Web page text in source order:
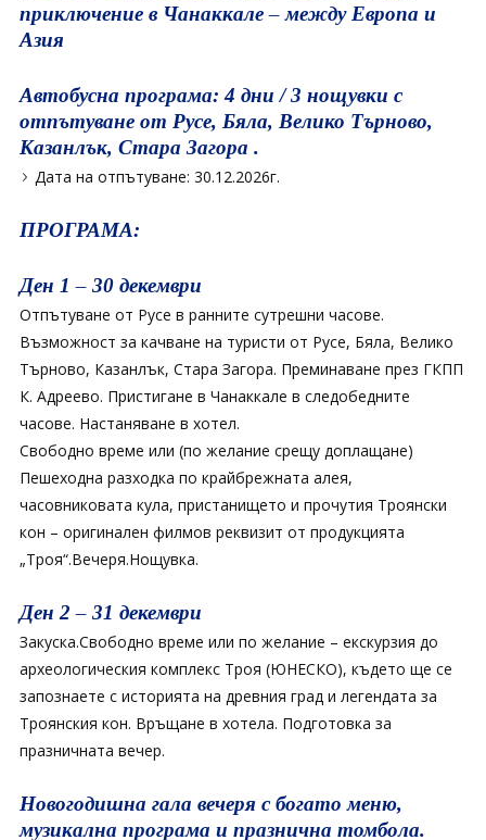
приключение в Чанаккале – между Европа и
Азия
Автобусна програма: 4 дни / 3 нощувки с
отпътуване от Русе, Бяла, Велико Търново,
Казанлък, Стара Загора .
Дата на отпътуване: 30.12.2026г.
ПРОГРАМА:
Ден 1 – 30 декември
Отпътуване от Русе в ранните сутрешни часове.
Възможност за качване на туристи от Русе, Бяла, Велико
Търново, Казанлък, Стара Загора. Преминаване през ГКПП
К. Адреево. Пристигане в Чанаккале в следобедните
часове. Настаняване в хотел.
Свободно време или (по желание срещу доплащане)
Пешеходна разходка по крайбрежната алея,
часовниковата кула, пристанището и прочутия Троянски
кон – оригинален филмов реквизит от продукцията
„Троя“.Вечеря.Нощувка.
Ден 2 – 31 декември
Закуска.Свободно време или по желание – екскурзия до
археологическия комплекс Троя (ЮНЕСКО), където ще се
запознаете с историята на древния град и легендата за
Троянския кон. Връщане в хотела. Подготовка за
празничната вечер.
Новогодишна гала вечеря с богато меню,
музикална програма и празнична томбола.